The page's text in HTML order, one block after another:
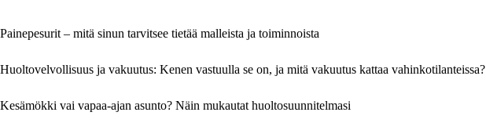
Painepesurit – mitä sinun tarvitsee tietää malleista ja toiminnoista
Huoltovelvollisuus ja vakuutus: Kenen vastuulla se on, ja mitä vakuutus kattaa vahinkotilanteissa?
Kesämökki vai vapaa-ajan asunto? Näin mukautat huoltosuunnitelmasi